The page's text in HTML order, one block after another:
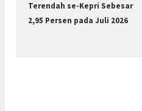
Terendah se-Kepri Sebesar
2,95 Persen pada Juli 2026